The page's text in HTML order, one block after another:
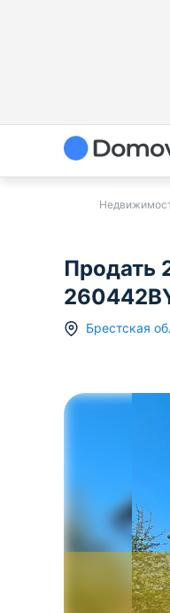
Продать
Брестская